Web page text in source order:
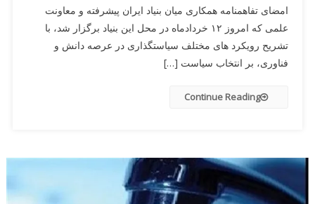
امضای تفاهمنامه همکاری میان بنیاد ایران پیشرفته و معاونت
علمی که امروز ۱۲ خردادماه در محل این بنیاد برگزار شد، با
تشریح رویکرد های مختلف سیاستگذاری در عرصه دانش و
فناوری، بر انتخاب سیاست […]
Continue Reading